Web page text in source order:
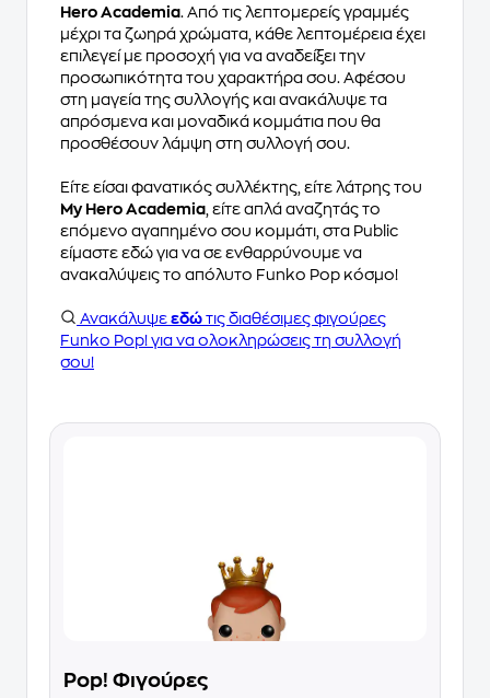
Hero Academia. Από τις λεπτομερείς γραμμές
μέχρι τα ζωηρά χρώματα, κάθε λεπτομέρεια έχει
επιλεγεί με προσοχή για να αναδείξει την
προσωπικότητα του χαρακτήρα σου. Αφέσου
στη μαγεία της συλλογής και ανακάλυψε τα
απρόσμενα και μοναδικά κομμάτια που θα
προσθέσουν λάμψη στη συλλογή σου.
Είτε είσαι φανατικός συλλέκτης, είτε λάτρης του
My Hero Academia , είτε απλά αναζητάς το
επόμενο αγαπημένο σου κομμάτι, στα Public
είμαστε εδώ για να σε ενθαρρύνουμε να
ανακαλύψεις το απόλυτο Funko Pop κόσμο!
Ανακάλυψε εδώ τις διαθέσιμες φιγούρες
Funko Pop! για να ολοκληρώσεις τη συλλογή
σου!
Pop! Φιγούρες